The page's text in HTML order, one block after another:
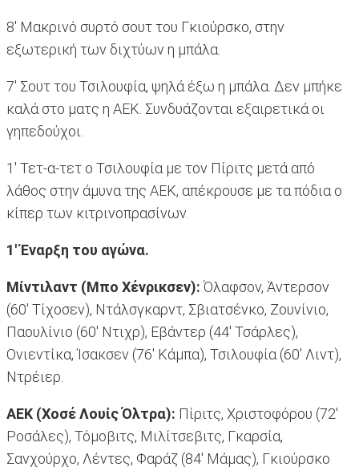
8' Μακρινό συρτό σουτ του Γκιούρσκο, στην
εξωτερική των διχτύων η μπάλα.
7' Σουτ του Τσιλουφία, ψηλά έξω η μπάλα. Δεν μπήκε
καλά στο ματς η ΑΕΚ. Συνδυάζονται εξαιρετικά οι
γηπεδούχοι.
1' Τετ-α-τετ ο Τσιλουφία με τον Πίριτς μετά από
λάθος στην άμυνα της ΑΕΚ, απέκρουσε με τα πόδια ο
κίπερ των κιτρινοπρασίνων.
1' Έναρξη του αγώνα.
Μίντιλαντ (Μπο Χένρικσεν): Όλαφσον, Άντερσον
(60' Τίχοσεν), Ντάλσγκαρντ, Σβιατσένκο, Ζουνίνιο,
Παουλίνιο (60' Ντιχρ), Εβάντερ (44' Τσάρλες),
Ονιεντίκα, Ίσακσεν (76' Kάμπα), Τσιλουφία (60' Λιντ),
Ντρέιερ.
ΑΕΚ (Χοσέ Λουίς Όλτρα): Πίριτς, Χριστοφόρου (72'
Ροσάλες), Τόμοβιτς, Μιλίτσεβιτς, Γκαρσία,
Σανχούρχο, Λέντες, Φαράζ (84' Μάμας), Γκιούρσκο